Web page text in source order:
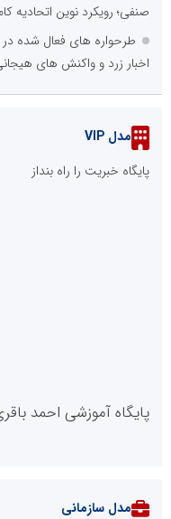
صنفی؛ رویکرد نوین اتحادیه
طرحواره های فعال شده
اخبار زرد و واکنش های
مدل VIP
پایگاه خبریت را راه بنداز
پایگاه آموزشی احمد
مدل سازمانی